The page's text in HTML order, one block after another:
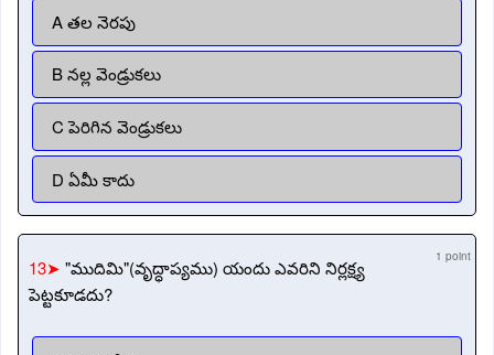
A తల నెరపు
B నల్ల వెండ్రుకలు
C పెరిగిన వెండ్రుకలు
D ఏమీ కాదు
13➤ "ముదిమి"(వృద్ధాప్యము) యందు ఎవరిని నిర్లక్ష్య
పెట్టకూడదు?
1 point